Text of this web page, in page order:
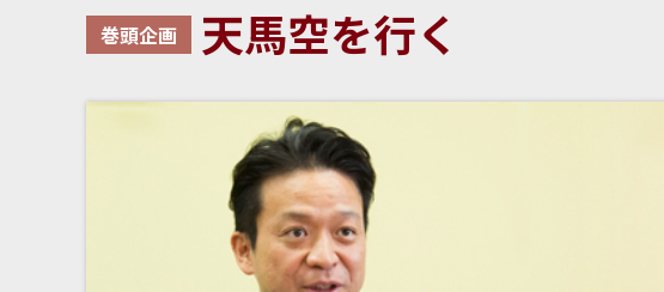
巻頭企画 天馬空を行く